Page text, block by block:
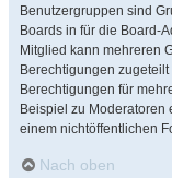
Benutzergruppen sind
Boards in für die Board-
Mitglied kann mehreren
Berechtigungen
Berechtigungen für
Beispiel zu Moderatoren
einem nichtöffentlichen
Nach oben